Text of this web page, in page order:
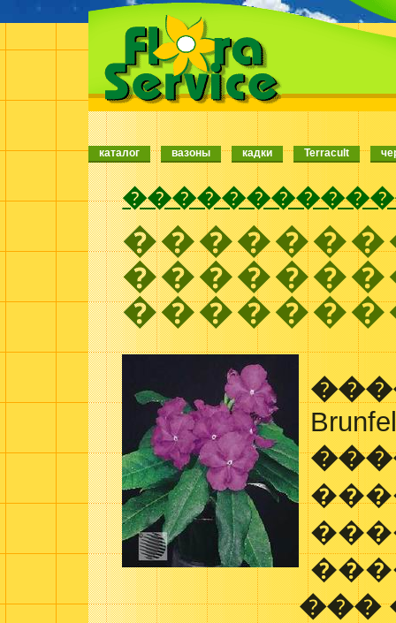
каталог вазоны кадки Terracult
���